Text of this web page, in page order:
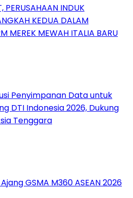
PERUSAHAAN INDUK
KEDUA DALAM
MEREK MEWAH ITALIA BARU
Penyimpanan Data untuk
DTI Indonesia 2026, Dukung
Tenggara
GSMA M360 ASEAN 2026